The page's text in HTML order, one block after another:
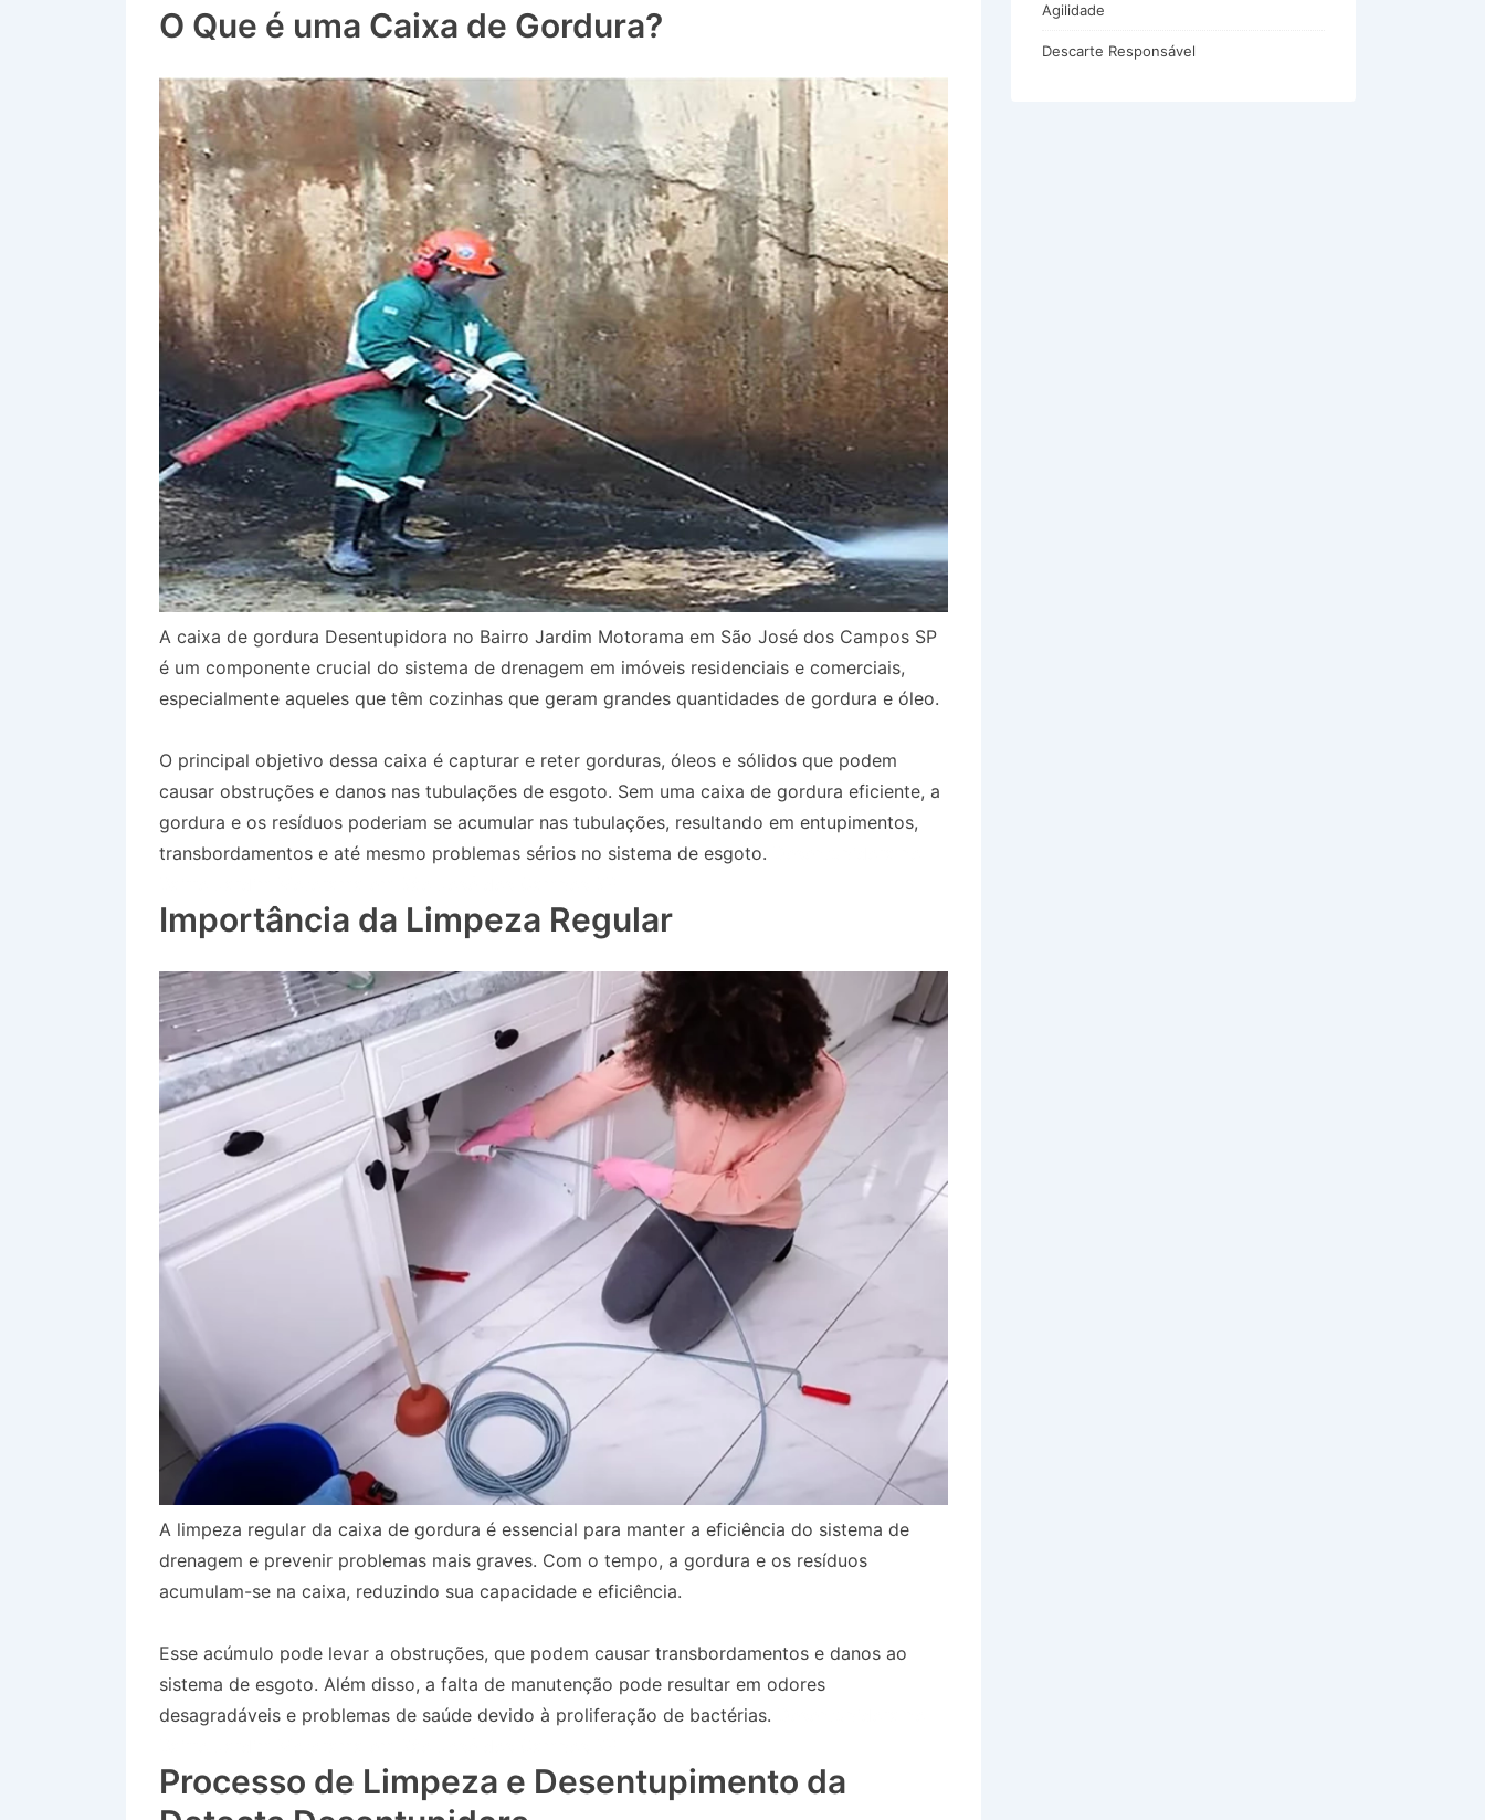
O Que é uma Caixa de Gordura?
A caixa de gordura Desentupidora no Bairro Jardim Motorama em São José dos Campos SP
é um componente crucial do sistema de drenagem em imóveis residenciais e comerciais,
especialmente aqueles que têm cozinhas que geram grandes quantidades de gordura e óleo.
O principal objetivo dessa caixa é capturar e reter gorduras, óleos e sólidos que podem
causar obstruções e danos nas tubulações de esgoto. Sem uma caixa de gordura eficiente, a
gordura e os resíduos poderiam se acumular nas tubulações, resultando em entupimentos,
transbordamentos e até mesmo problemas sérios no sistema de esgoto.
Importância da Limpeza Regular
A limpeza regular da caixa de gordura é essencial para manter a eficiência do sistema de
drenagem e prevenir problemas mais graves. Com o tempo, a gordura e os resíduos
acumulam-se na caixa, reduzindo sua capacidade e eficiência.
Esse acúmulo pode levar a obstruções, que podem causar transbordamentos e danos ao
sistema de esgoto. Além disso, a falta de manutenção pode resultar em odores
desagradáveis e problemas de saúde devido à proliferação de bactérias.
Processo de Limpeza e Desentupimento da
Agilidade
Descarte Responsável